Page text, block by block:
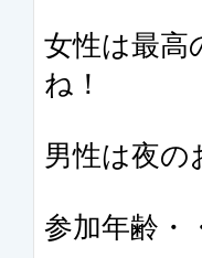
女性は最高
ね！
男性は夜の
参加年齢・